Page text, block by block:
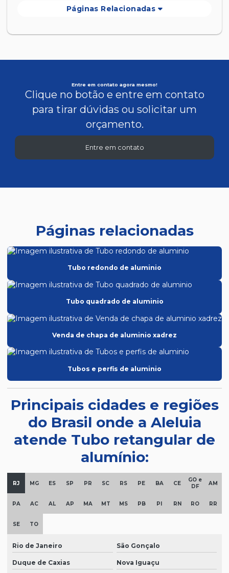
Páginas Relacionadas
Entre em contato agora mesmo!
Clique no botão e entre em contato
para tirar dúvidas ou solicitar um
orçamento.
Entre em contato
Páginas relacionadas
Tubo redondo de aluminio
Tubo quadrado de aluminio
Venda de chapa de aluminio xadrez
Tubos e perfis de aluminio
Principais cidades e regiões
do Brasil onde a Aleluia
atende Tubo retangular de
alumínio:
RJ MG ES SP PR SC RS PE BA CE
GO e
DF
AM
PA AC AL AP MA MT MS PB PI RN RO RR
SE TO
Rio de Janeiro São Gonçalo
Duque de Caxias Nova Iguaçu